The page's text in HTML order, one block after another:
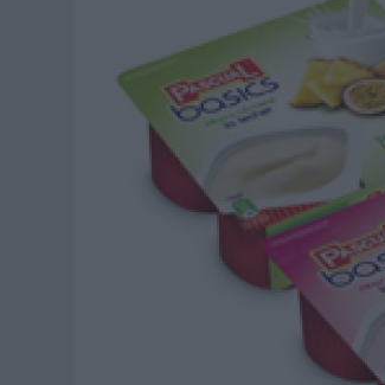
BABARIA Y MAXIBON SON ‘EL
04/08/2026 |
AUDIBLE REIVINDICA EL
03/08/2026 | ‘VUELVE EL FÚTBOL. VUELVE
03/08/2026
MOVISTAR APELA A LA
03/08/2026
EL REAL BETIS INVITA A LOS
03/08/2026 | KFC CONVIERTE LOS UBER EN
BACK MARKET PONE A LA
PRESENTADO EL JURADO
‘FROZEN DUNKIN’ X
MAKING SCIENCE AUMENTA